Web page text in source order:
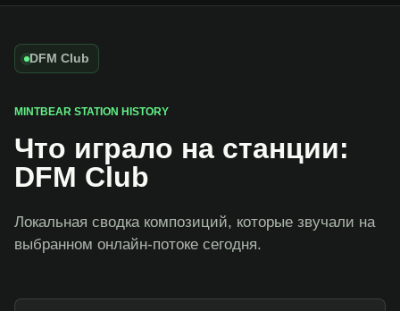
DFM Club
MINTBEAR STATION HISTORY
Что играло на станции:
DFM Club
Локальная сводка композиций, которые звучали на
выбранном онлайн-потоке сегодня.